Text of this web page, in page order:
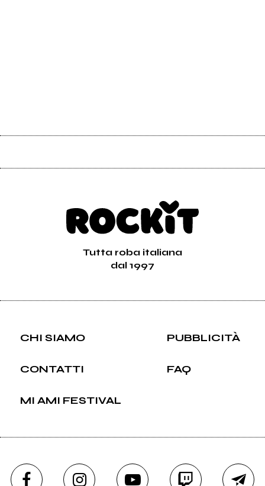
Tutta roba italiana
dal 1997
CHI SIAMO PUBBLICITÀ
CONTATTI FAQ
MI AMI FESTIVAL